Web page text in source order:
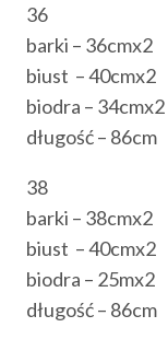
36
barki – 36cmx2
biust – 40cmx2
biodra – 34cmx2
długość – 86cm
38
barki – 38cmx2
biust – 40cmx2
biodra – 25mx2
długość – 86cm